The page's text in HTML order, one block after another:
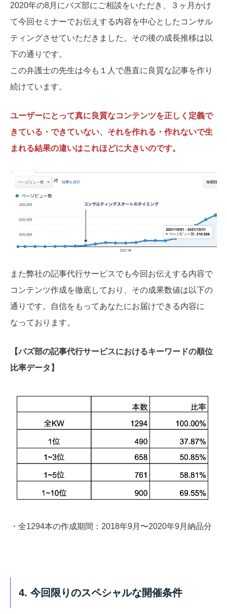
2020年の8月にバズ部にご相談をいただき、３ヶ月かけ
て今回セミナーでお伝えする内容を中心としたコンサル
ティングさせていただきました。その後の成長推移は以
下の通りです。
この弁護士の先生は今も１人で愚直に良質な記事を作り
続けています。
ユーザーにとって真に良質なコンテンツを正しく定義で
きている・できていない、それを作れる・作れないで生
まれる結果の違いはこれほどに大きいのです。
また弊社の記事代行サービスでも今回お伝えする内容で
コンテンツ作成を徹底しており、その成果数値は以下の
通りです。自信をもってあなたにお届けできる内容に
なっております。
【バズ部の記事代行サービスにおけるキーワードの順位
比率データ】
・全1294本の作成期間：2018年9月〜2020年9月納品分
4. 今回限りのスペシャルな開催条件